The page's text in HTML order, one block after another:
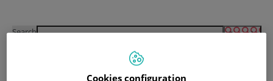
Jump
Language
Search
Cookies configuration